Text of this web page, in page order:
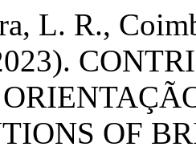
L. R.,
OF